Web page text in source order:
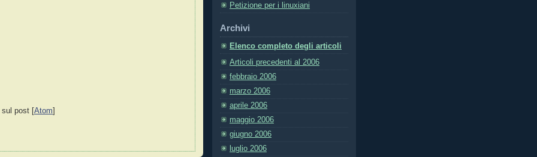
post [ Atom
Petizione per i linuxiani
Archivi
Elenco completo degli articoli
Articoli precedenti al 2006
febbraio 2006
marzo 2006
aprile 2006
maggio 2006
giugno 2006
luglio 2006